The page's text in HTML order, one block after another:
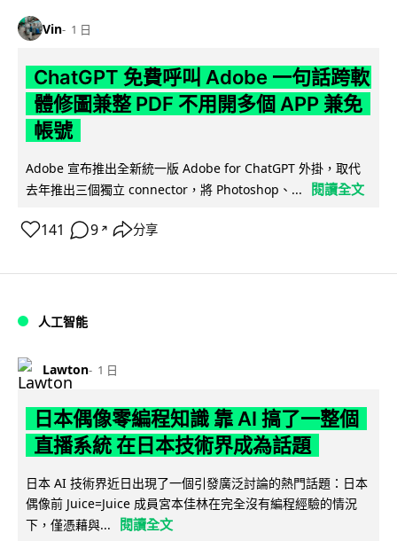
Vin 1 日
ChatGPT 免費呼叫 Adobe 一句話跨軟
體修圖兼整 PDF 不用開多個 APP 兼免
帳號
Adobe 宣布推出全新統一版 Adobe for ChatGPT 外掛，取代
去年推出三個獨立 connector，將 Photoshop、...
閱讀全文
141 9 ↗ 分享
人工智能
Lawton 1 日
日本偶像零編程知識 靠 AI 搞了一整個
直播系統 在日本技術界成為話題
日本 AI 技術界近日出現了一個引發廣泛討論的熱門話題：日本
偶像前 Juice=Juice 成員宮本佳林在完全沒有編程經驗的情況
下，僅憑藉與...
閱讀全文